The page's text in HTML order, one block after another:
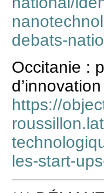
debats-
Occitanie :
d’innovation
https://
les-start-